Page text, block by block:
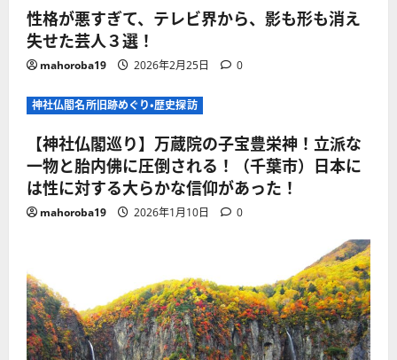
性格が悪すぎて、テレビ界から、影も形も消え
失せた芸人３選！
mahoroba19 2026年2月25日 0
神社仏閣名所旧跡めぐり・歴史探訪
【神社仏閣巡り】万蔵院の子宝豊栄神！立派な
一物と胎内佛に圧倒される！（千葉市）日本に
は性に対する大らかな信仰があった！
mahoroba19 2026年1月10日 0